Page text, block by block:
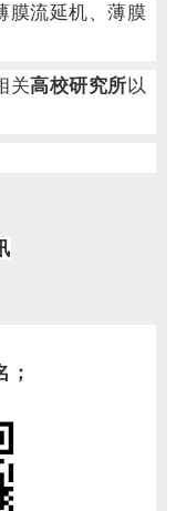
膜流延机、薄膜
关高校研究所以
；